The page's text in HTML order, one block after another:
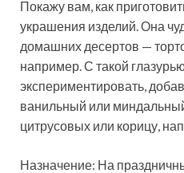
Покажу вам, как
украшения изделий. Она
домашних десертов —
например. С такой
экспериментировать,
ванильный или
цитрусовых или корицу,
Назначение: На